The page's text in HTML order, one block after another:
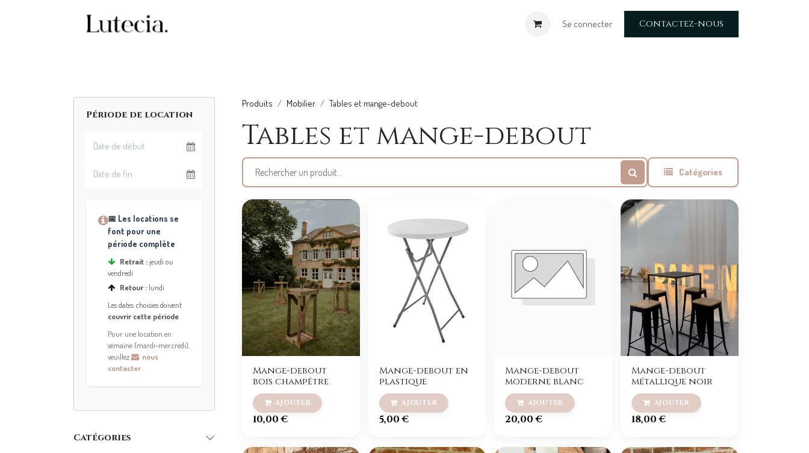
Se connecter Contactez-nous
Période de location
📅 Les locations se
font pour une
période complète
Retrait :jeudi ou
vendredi
Retour : lundi
Les dates choisies doivent
couvrir cette période
Pour une location en
semaine (mardi-mercredi),
veuillez
nous
contacter
Catégories
Produits Mobilier Tables et mange-debout
Tables et mange-debout
Catégories
Mange-debout
bois champêtre
10,00€
Mange-debout en
plastique
5,00€
Mange-debout
moderne blanc
20,00€
Mange-debout
métallique noir
18,00€